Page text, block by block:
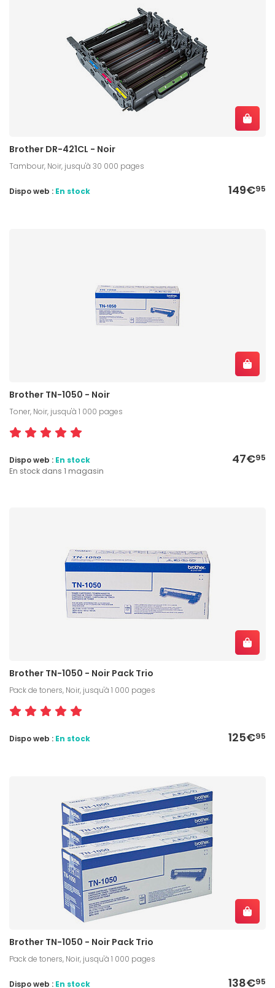
Brother DR-421CL - Noir
Tambour, Noir, jusqu'à 30 000 pages
149€95
Dispo web : En stock
Brother TN-1050 - Noir
Toner, Noir, jusqu'à 1 000 pages
47€95
Dispo web : En stock
En stock dans 1 magasin
Brother TN-1050 - Noir Pack Trio
Pack de toners, Noir, jusqu'à 1 000 pages
125€95
Dispo web : En stock
Brother TN-1050 - Noir Pack Trio
Pack de toners, Noir, jusqu'à 1 000 pages
138€95
Dispo web : En stock